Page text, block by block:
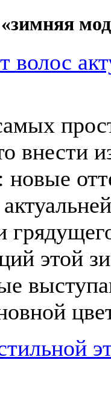
волос
внести
новые
этой